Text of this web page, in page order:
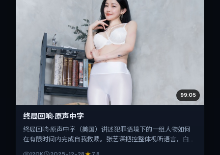
99:05
终局回响·原声中字
终局回响·原声中字（美国）讲述犯罪语境下的一组人物如何
在有限时间内完成自我救赎。张艺谋把控整体视听语言，白百
何、朱一龙、刘诗诗、河正宇的表演层次丰富。影片定于